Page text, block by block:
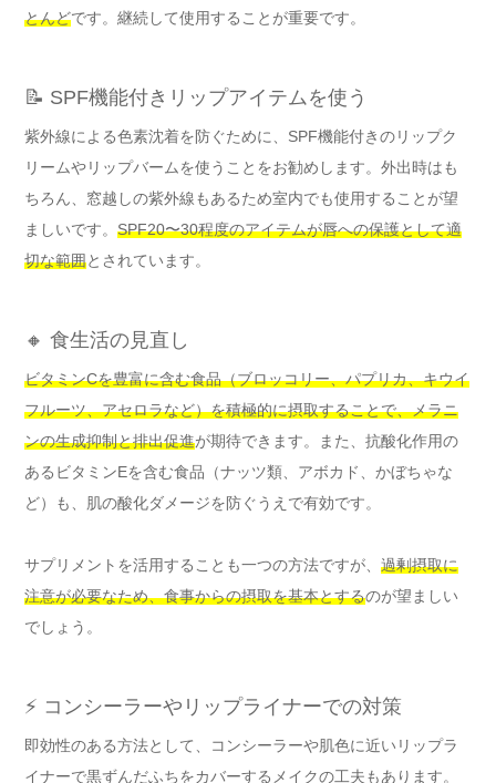
とんどです。継続して使用することが重要です。
📝 SPF機能付きリップアイテムを使う
紫外線による色素沈着を防ぐために、SPF機能付きのリップク
リームやリップバームを使うことをお勧めします。外出時はも
ちろん、窓越しの紫外線もあるため室内でも使用することが望
ましいです。 SPF20〜30程度のアイテムが唇への保護として適
切な範囲とされています。
🔸 食生活の見直し
ビタミンCを豊富に含む食品（ブロッコリー、パプリカ、キウイ
フルーツ、アセロラなど）を積極的に摂取することで、メラニ
ンの生成抑制と排出促進が期待できます。また、抗酸化作用の
あるビタミンEを含む食品（ナッツ類、アボカド、かぼちゃな
ど）も、肌の酸化ダメージを防ぐうえで有効です。
サプリメントを活用することも一つの方法ですが、 過剰摂取に
注意が必要なため、食事からの摂取を基本とするのが望ましい
でしょう。
⚡ コンシーラーやリップライナーでの対策
即効性のある方法として、コンシーラーや肌色に近いリップラ
イナーで黒ずんだふちをカバーするメイクの工夫もあります。